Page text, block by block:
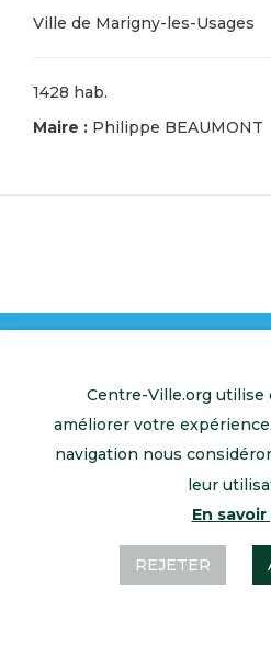
Ville de Marigny-les-Usages
1428 hab.
Maire : Philippe BEAUMONT
Retour à l’accueil Mentions
Centre-Ville.org utilise
améliorer votre
navigation nous
leur
En
REJETER